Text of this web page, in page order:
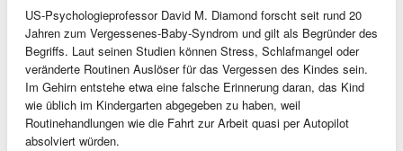
US-Psychologieprofessor David M. Diamond forscht seit rund 20
Jahren zum Vergessenes-Baby-Syndrom und gilt als Begründer des
Begriffs. Laut seinen Studien können Stress, Schlafmangel oder
veränderte Routinen Auslöser für das Vergessen des Kindes sein.
Im Gehirn entstehe etwa eine falsche Erinnerung daran, das Kind
wie üblich im Kindergarten abgegeben zu haben, weil
Routinehandlungen wie die Fahrt zur Arbeit quasi per Autopilot
absolviert würden.